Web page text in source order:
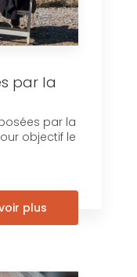
par la
par la
objectif le
plus